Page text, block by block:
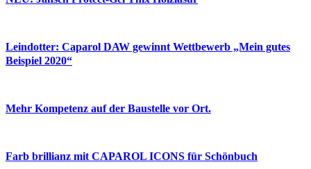
Leindotter: Caparol DAW gewinnt Wettbewerb „Mein gutes
Beispiel 2020“
Mehr Kompetenz auf der Baustelle vor Ort.
Farb brillianz mit CAPAROL ICONS für Schönbuch